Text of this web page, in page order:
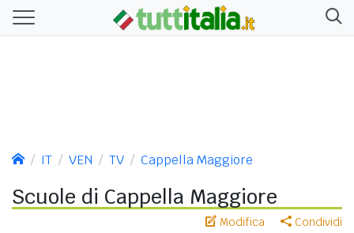
IT VEN TV Cappella Maggiore
Scuole di Cappella Maggiore
Modifica Condividi